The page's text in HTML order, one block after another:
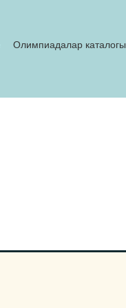
Олимпиадалар каталогы